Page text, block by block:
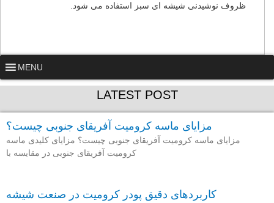
ظروف نوشیدنی شیشه ای سبز استفاده می شود.
MENU
LATEST POST
مزایای ماسه کرومیت آفریقای جنوبی چیست؟
مزایای ماسه کرومیت آفریقای جنوبی چیست؟ مزایای کلیدی ماسه
کرومیت آفریقای جنوبی در مقایسه با
کاربردهای دقیق پودر کرومیت در صنعت شیشه